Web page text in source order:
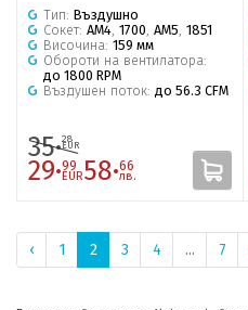
Тип: Въздушно
Сокет: AM4, 1700, AM5, 1851
Височина: 159 мм
Обороти на вентилатора:
до 1800 RPM
Въздушен поток: до 56.3 CFM
35·28
EUR
29·99
EUR58·66
лв.
‹ 1 2 3 4 ... 7